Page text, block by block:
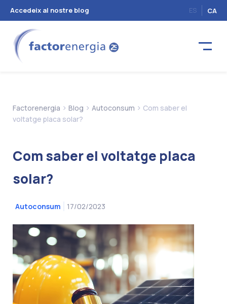
Accedeix al nostre blog ES CA
Factorenergia > Blog > Autoconsum > Com saber el
voltatge placa solar?
Com saber el voltatge placa
solar?
Autoconsum 17/02/2023